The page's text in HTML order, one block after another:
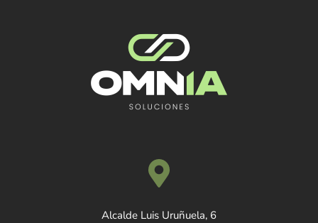
Alcalde Luis Uruñuela, 6